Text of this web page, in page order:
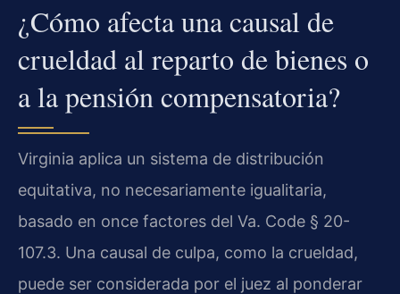
¿Cómo afecta una causal de
crueldad al reparto de bienes o
a la pensión compensatoria?
Virginia aplica un sistema de distribución
equitativa, no necesariamente igualitaria,
basado en once factores del Va. Code § 20-
107.3. Una causal de culpa, como la crueldad,
puede ser considerada por el juez al ponderar